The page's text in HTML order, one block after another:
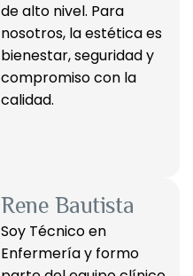
de alto nivel. Para
nosotros, la estética es
bienestar, seguridad y
compromiso con la
calidad.
Rene Bautista
Soy Técnico en
Enfermería y formo